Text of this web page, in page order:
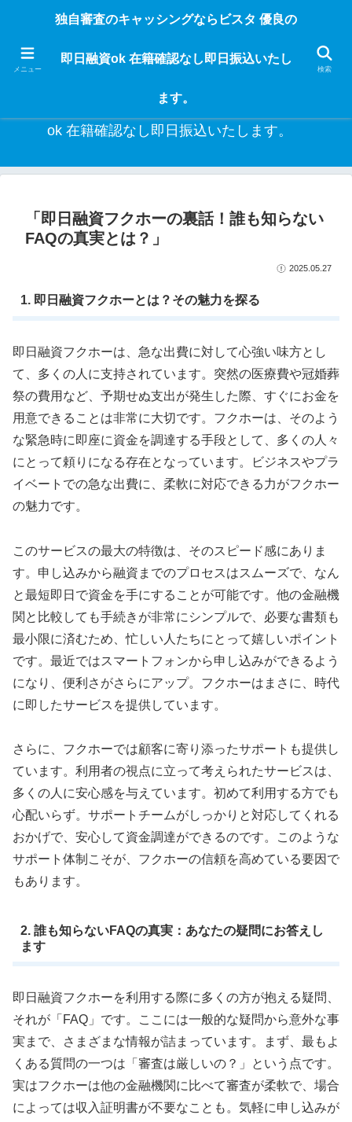
独自審査のフリーローンならビスタなら24時間365日 在籍確認なしで借りれる
な入用があっても安心！融資率97％！仕事をしている人ならブラックでも給料
日返済の１ヶ月融資で借りられるから安心！
独自審査のキャッシングならビスタ 優良の即日融資
ok 在籍確認なし即日振込いたします。
「即日融資フクホーの裏話！誰も知らない
FAQの真実とは？」
2025.05.27
1. 即日融資フクホーとは？その魅力を探る
即日融資フクホーは、急な出費に対して心強い味方とし
て、多くの人に支持されています。突然の医療費や冠婚葬
祭の費用など、予期せぬ支出が発生した際、すぐにお金を
用意できることは非常に大切です。フクホーは、そのよう
な緊急時に即座に資金を調達する手段として、多くの人々
にとって頼りになる存在となっています。ビジネスやプラ
イベートでの急な出費に、柔軟に対応できる力がフクホー
の魅力です。
このサービスの最大の特徴は、そのスピード感にありま
す。申し込みから融資までのプロセスはスムーズで、なん
と最短即日で資金を手にすることが可能です。他の金融機
関と比較しても手続きが非常にシンプルで、必要な書類も
最小限に済むため、忙しい人たちにとって嬉しいポイント
です。最近ではスマートフォンから申し込みができるよう
になり、便利さがさらにアップ。フクホーはまさに、時代
に即したサービスを提供しています。
さらに、フクホーでは顧客に寄り添ったサポートも提供し
ています。利用者の視点に立って考えられたサービスは、
多くの人に安心感を与えています。初めて利用する方でも
心配いらず。サポートチームがしっかりと対応してくれる
おかげで、安心して資金調達ができるのです。このような
サポート体制こそが、フクホーの信頼を高めている要因で
もあります。
2. 誰も知らないFAQの真実：あなたの疑問にお答えし
ます
即日融資フクホーを利用する際に多くの方が抱える疑問、
それが「FAQ」です。ここには一般的な疑問から意外な事
実まで、さまざまな情報が詰まっています。まず、最もよ
くある質問の一つは「審査は厳しいの？」という点です。
実はフクホーは他の金融機関に比べて審査が柔軟で、場合
によっては収入証明書が不要なことも。気軽に申し込みが
メニュー
独自審査のキャッシングならビスタ 優良の
即日融資ok 在籍確認なし即日振込いたし
ます。
検索